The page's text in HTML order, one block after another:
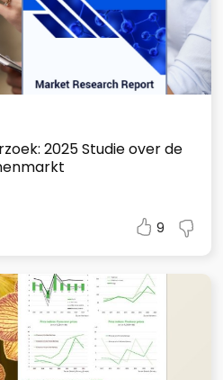
2025 Studie over de
9